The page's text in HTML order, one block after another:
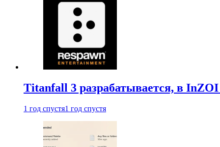
Titanfall 3 разрабатывается, в
1 год спустя1 год спустя